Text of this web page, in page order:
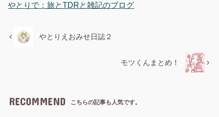
やとりで：旅とTDRと雑記のブログ
やとりえおみせ日誌２
モツくんまとめ！
RECOMMEND こちらの記事も人気です。